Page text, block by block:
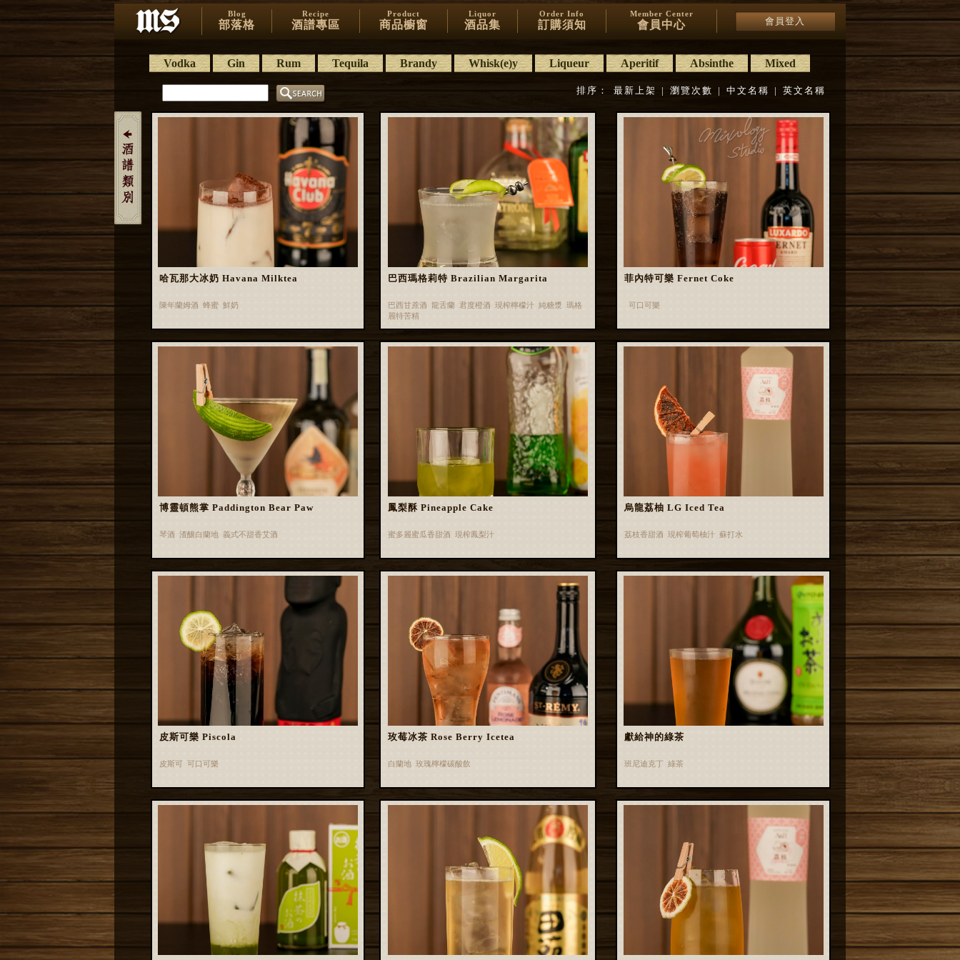
Blog
部落格
Recipe
酒譜專區
Product
商品櫥窗
Liquor
酒品集
Order Info
訂購須知
Member Center
會員中心 會員登入
Vodka Gin Rum Tequila Brandy Whisk(e)y Liqueur Aperitif Absinthe Mixed
排序： 最新上架 | 瀏覽次數 | 中文名稱 | 英文名稱
哈瓦那大冰奶 Havana Milktea
陳年蘭姆酒 蜂蜜 鮮奶
巴西瑪格莉特 Brazilian Margarita
巴西甘蔗酒 龍舌蘭 君度橙酒 現榨檸檬汁 純糖漿 瑪格
麗特苦精
菲內特可樂 Fernet Coke
可口可樂
博靈頓熊掌 Paddington Bear Paw
琴酒 渣釀白蘭地 義式不甜香艾酒
鳳梨酥 Pineapple Cake
蜜多麗蜜瓜香甜酒 現榨鳳梨汁
烏龍荔柚 LG Iced Tea
荔枝香甜酒 現榨葡萄柚汁 蘇打水
皮斯可樂 Piscola
皮斯可 可口可樂
玫莓冰茶 Rose Berry Icetea
白蘭地 玫瑰檸檬碳酸飲
獻給神的綠茶
班尼迪克丁 綠茶